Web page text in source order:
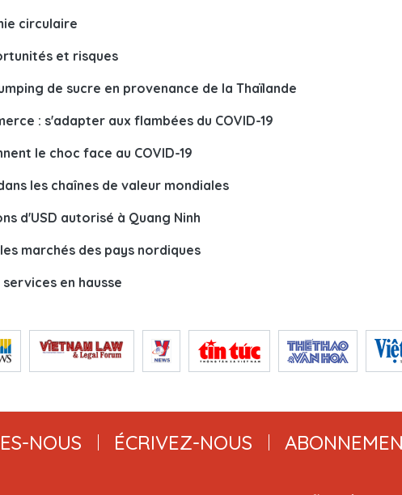
circulaire
et risques
de sucre en provenance de la Thaïlande
: s'adapter aux flambées du COVID-19
le choc face au COVID-19
les chaînes de valeur mondiales
d'USD autorisé à Quang Ninh
marchés des pays nordiques
en hausse
NOUS ÉCRIVEZ-NOUS